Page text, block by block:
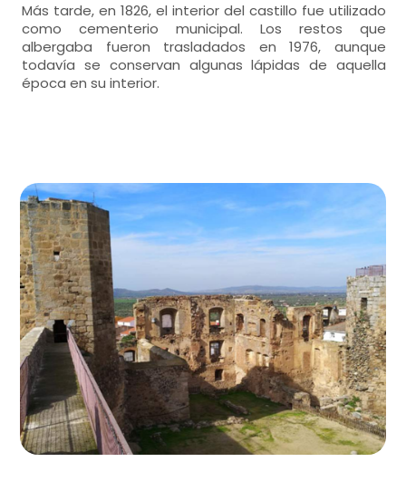
Más tarde, en 1826, el interior del castillo fue utilizado
como cementerio municipal. Los restos que
albergaba fueron trasladados en 1976, aunque
todavía se conservan algunas lápidas de aquella
época en su interior.